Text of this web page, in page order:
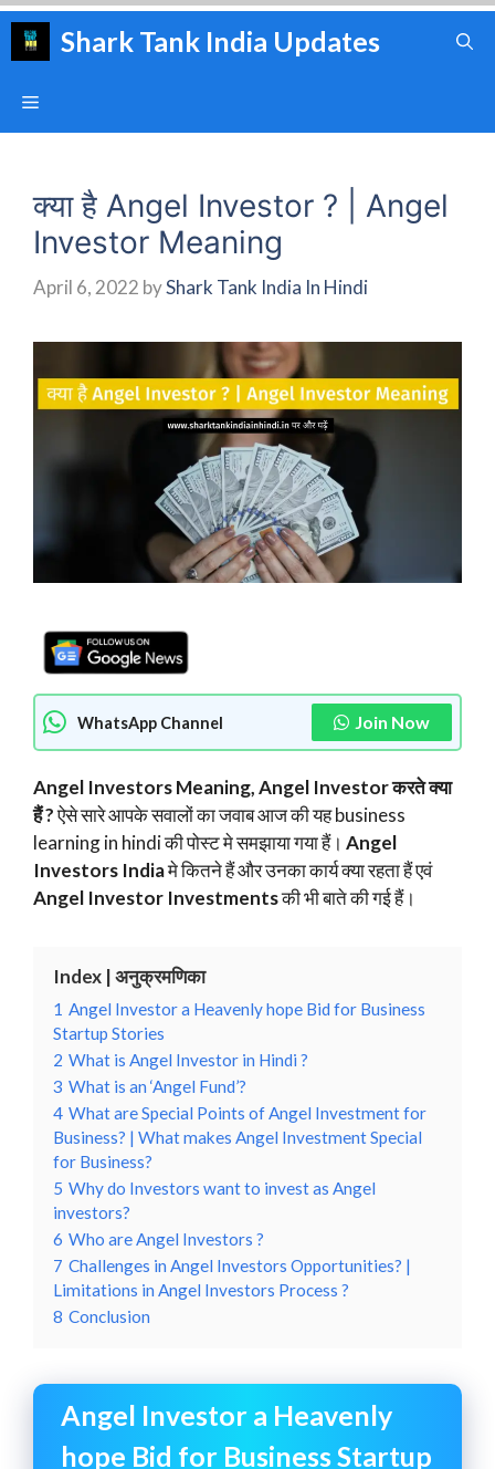
Skip
Shark Tank India Updates
Menu
क्या है Angel Investor ? | Angel
Investor Meaning
April 6, 2022 byShark Tank India In Hindi
WhatsApp Channel Join Now
Angel Investors Meaning,Angel Investor करते क्या
हैं ?ऐसे सारे आपके सवालों का जवाब आज की यह business
learning in hindi की पोस्ट मे समझाया गया हैं। Angel
Investors Indiaमे कितने हैं और उनका कार्य क्या रहता हैं एवं
Angel Investor Investmentsकी भी बाते की गई हैं।
Index | अनुक्रमणिका
1 Angel Investor a Heavenly hope Bid for Business
Startup Stories
2 What is Angel Investor in Hindi ?
3 What is an ‘Angel Fund’?
4 What are Special Points of Angel Investment for
Business? | What makes Angel Investment Special
for Business?
5 Why do Investors want to invest as Angel
investors?
6 Who are Angel Investors ?
7 Challenges in Angel Investors Opportunities? |
Limitations in Angel Investors Process ?
8 Conclusion
Angel Investor a Heavenly
hope Bid for Business Startup